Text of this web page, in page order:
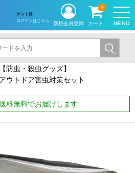
MENU
ゲスト様
ログインはこちら
新規会員登録 カート
0
【防虫・殺虫グッズ】
アウトドア害虫対策セット
料無料でお届けします